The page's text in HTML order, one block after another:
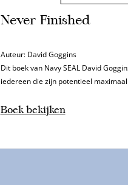
Never Finished
Auteur: David Goggins
Dit boek van Navy SEAL David
iedereen die zijn potentieel
Hurt Me'.
Boek bekijken